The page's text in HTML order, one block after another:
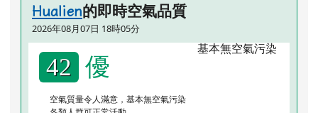
Hualien的即時空氣品質
2026年08月07日 18時05分
42 優
空氣質量令人滿意，基本無空氣污染